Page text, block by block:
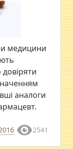
медицини
аналоги
2541